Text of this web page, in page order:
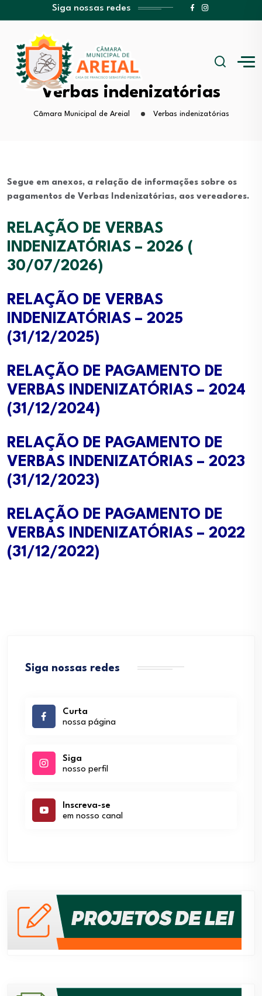
Siga nossas redes
Verbas indenizatórias
Câmara Municipal de Areial Verbas indenizatórias
Segue em anexos, a relação de informações sobre os
pagamentos de Verbas Indenizatórias, aos vereadores.
RELAÇÃO DE VERBAS
INDENIZATÓRIAS – 2026 (
30/07/2026)
RELAÇÃO DE VERBAS
INDENIZATÓRIAS – 2025
(31/12/2025)
RELAÇÃO DE PAGAMENTO DE
VERBAS INDENIZATÓRIAS – 2024
(31/12/2024)
RELAÇÃO DE PAGAMENTO DE
VERBAS INDENIZATÓRIAS – 2023
(31/12/2023)
RELAÇÃO DE PAGAMENTO DE
VERBAS INDENIZATÓRIAS – 2022
(31/12/2022)
Siga nossas redes
Curta
nossa página
Siga
nosso perfil
Inscreva-se
em nosso canal